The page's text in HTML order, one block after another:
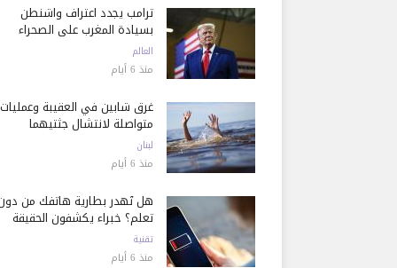
ترامب يجدد اعتراف واشنطن
بسيادة المغرب على الصحراء
العالم
منذ 6 أيام
غرق شابين في العقيبة وعمليات
متواصلة لانتشال جثتيهما
لبنان
منذ 6 أيام
هل تُهدر بطارية هاتفك من
تعلم؟ خبراء يكشفون الحقيقة
تقنية
منذ 6 أيام